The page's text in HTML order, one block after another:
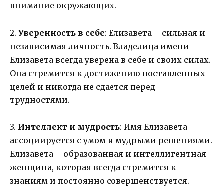
внимание окружающих.
2. Уверенность в себе: Елизавета – сильная и
независимая личность. Владелица имени
Елизавета всегда уверена в себе и своих силах.
Она стремится к достижению поставленных
целей и никогда не сдается перед
трудностями.
3. Интеллект и мудрость: Имя Елизавета
ассоциируется с умом и мудрыми решениями.
Елизавета – образованная и интеллигентная
женщина, которая всегда стремится к
знаниям и постоянно совершенствуется.